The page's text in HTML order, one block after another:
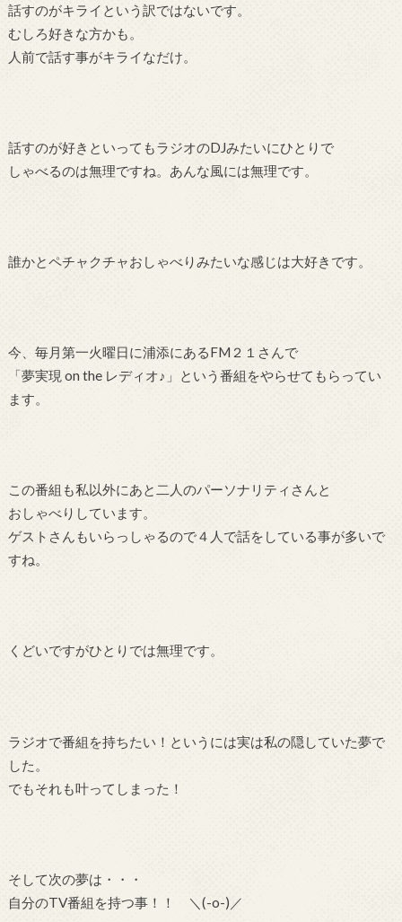
話すのがキライという訳ではないです。
むしろ好きな方かも。
人前で話す事がキライなだけ。
話すのが好きといってもラジオのDJみたいにひとりで
しゃべるのは無理ですね。あんな風には無理です。
誰かとペチャクチャおしゃべりみたいな感じは大好きです。
今、毎月第一火曜日に浦添にあるFM２１さんで
「夢実現 on the レディオ♪」という番組をやらせてもらってい
ます。
この番組も私以外にあと二人のパーソナリティさんと
おしゃべりしています。
ゲストさんもいらっしゃるので４人で話をしている事が多いで
すね。
くどいですがひとりでは無理です。
ラジオで番組を持ちたい！というには実は私の隠していた夢で
した。
でもそれも叶ってしまった！
そして次の夢は・・・
自分のTV番組を持つ事！！ ＼(-o-)／